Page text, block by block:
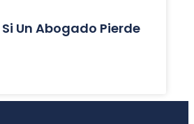
Un Abogado Pierde